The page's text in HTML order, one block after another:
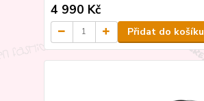
4 990 Kč
Přidat do košíku